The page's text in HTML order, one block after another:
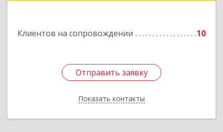
Клиентов на сопровождении 10
Отправить заявку
Показать контакты
Отправить заявку
Назад